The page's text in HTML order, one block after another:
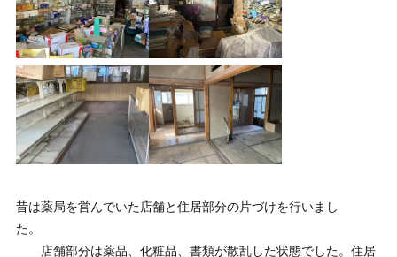
昔は薬局を営んでいた店舗と住居部分の片づけを行いまし
た。
店舗部分は薬品、化粧品、書類が散乱した状態でした。住居